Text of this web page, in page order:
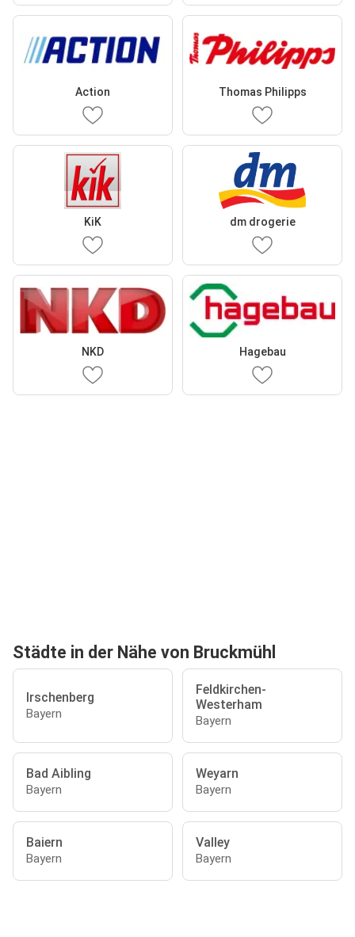
Action Thomas Philipps
KiK dm drogerie
NKD Hagebau
Städte in der Nähe von Bruckmühl
Irschenberg
Bayern
Feldkirchen-
Westerham
Bayern
Bad Aibling
Bayern
Weyarn
Bayern
Baiern
Bayern
Valley
Bayern